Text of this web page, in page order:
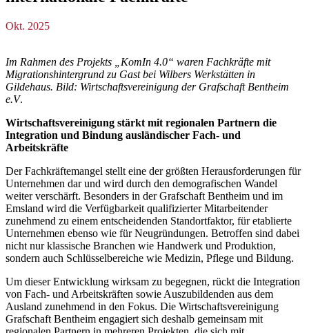
Okt. 2025
Im Rahmen des Projekts „KomIn 4.0“ waren Fachkräfte mit
Migrationshintergrund zu Gast bei Wilbers Werkstätten in
Gildehaus. Bild: Wirtschaftsvereinigung der Grafschaft Bentheim
e.V.
Wirtschaftsvereinigung stärkt mit regionalen Partnern die
Integration und Bindung ausländischer Fach- und
Arbeitskräfte
Der Fachkräftemangel stellt eine der größten Herausforderungen für
Unternehmen dar und wird durch den demografischen Wandel
weiter verschärft. Besonders in der Grafschaft Bentheim und im
Emsland wird die Verfügbarkeit qualifizierter Mitarbeitender
zunehmend zu einem entscheidenden Standortfaktor, für etablierte
Unternehmen ebenso wie für Neugründungen. Betroffen sind dabei
nicht nur klassische Branchen wie Handwerk und Produktion,
sondern auch Schlüsselbereiche wie Medizin, Pflege und Bildung.
Um dieser Entwicklung wirksam zu begegnen, rückt die Integration
von Fach- und Arbeitskräften sowie Auszubildenden aus dem
Ausland zunehmend in den Fokus. Die Wirtschaftsvereinigung
Grafschaft Bentheim engagiert sich deshalb gemeinsam mit